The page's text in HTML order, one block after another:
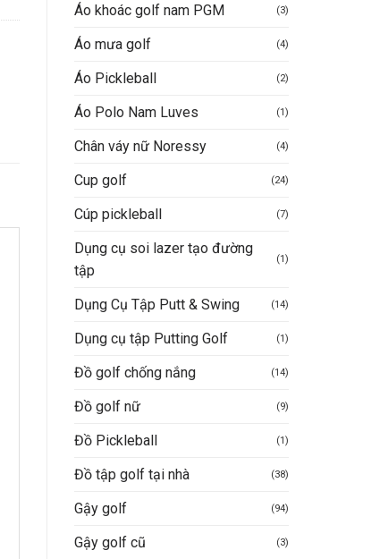
Áo khoác golf nam PGM (3)
Áo mưa golf (4)
Áo Pickleball (2)
Áo Polo Nam Luves (1)
Chân váy nữ Noressy (4)
Cup golf (24)
Cúp pickleball (7)
Dụng cụ soi lazer tạo đường
tập
(1)
Dụng Cụ Tập Putt & Swing (14)
Dụng cụ tập Putting Golf (1)
Đồ golf chống nắng (14)
Đồ golf nữ (9)
Đồ Pickleball (1)
Đồ tập golf tại nhà (38)
Gậy golf (94)
Gậy golf cũ (3)